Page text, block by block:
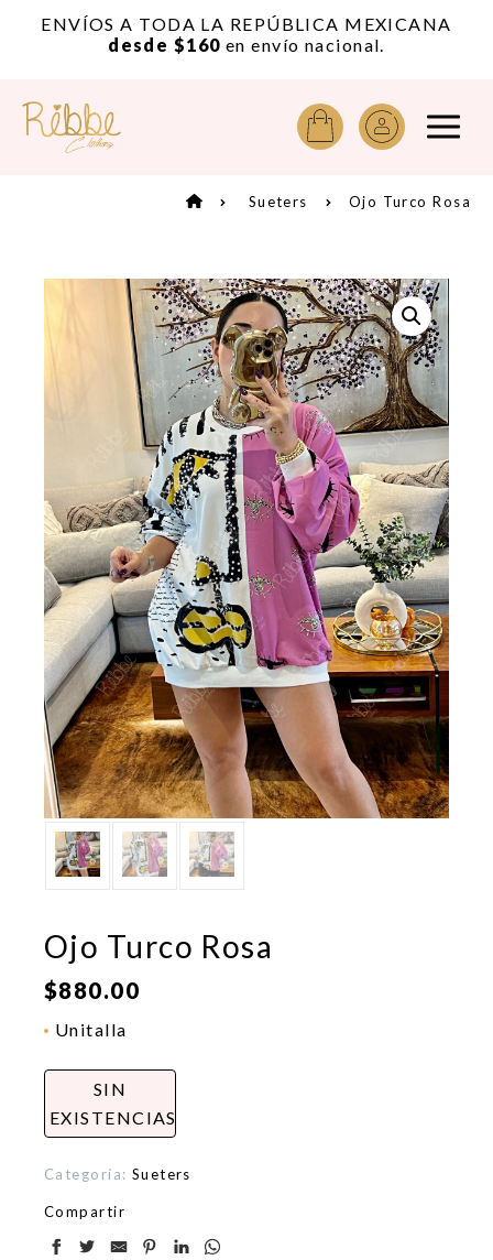
ENVÍOS A TODA LA REPÚBLICA MEXICANA
desde $160 en envío nacional.
Sueters Ojo Turco Rosa
Ojo Turco Rosa
$880.00
Unitalla
SIN
EXISTENCIAS
Categoría: Sueters
Compartir